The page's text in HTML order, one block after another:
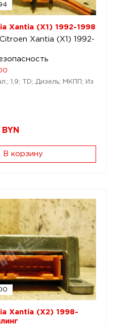
Xantia (X1) 1992-1998
Xantia (X1) 1992-
1,9; TD; Дизель; МКПП; Из
BYN
В корзину
Xantia (X2) 1998-